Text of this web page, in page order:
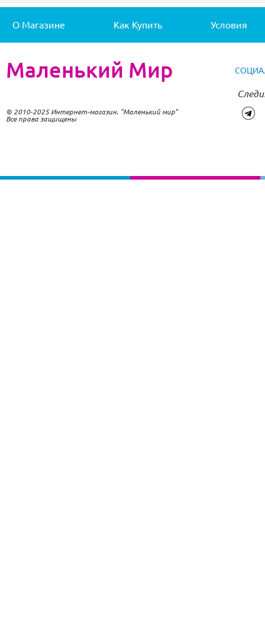
О Магазине Как Купить Условия
Маленький Мир
© 2010-2025 Интернет-магазин. "Маленький мир"
Все права защищены